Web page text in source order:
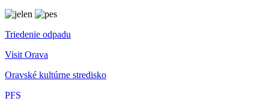
Triedenie odpadu
Visit Orava
Oravské kultúrne stredisko
PFS